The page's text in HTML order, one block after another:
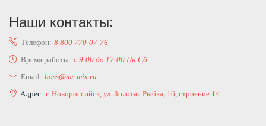
Наши контакты:
Телефон: 8 800 770-07-76
Время работы: с 9:00 до 17:00 Пн-Сб
Email: boss@mr-mix.ru
Адрес: г. Новороссийск, ул. Золотая Рыбка, 1б, строение 14